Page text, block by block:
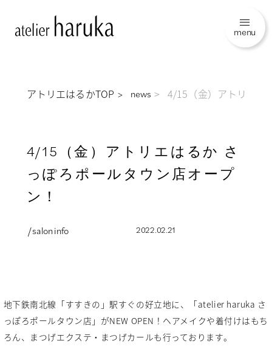
menu
アトリエはるかTOP news 4/15（金）アトリエは
4/15（金）アトリエはるか さ
っぽろポールタウン店オープ
ン！
/ salon info 2022.02.21
地下鉄南北線「すすきの」駅すぐの好立地に、「atelier haruka さ
っぽろポールタウン店」がNEW OPEN！ヘアメイクや着付けはもち
ろん、まつげエクステ・まつげカールも行っております。